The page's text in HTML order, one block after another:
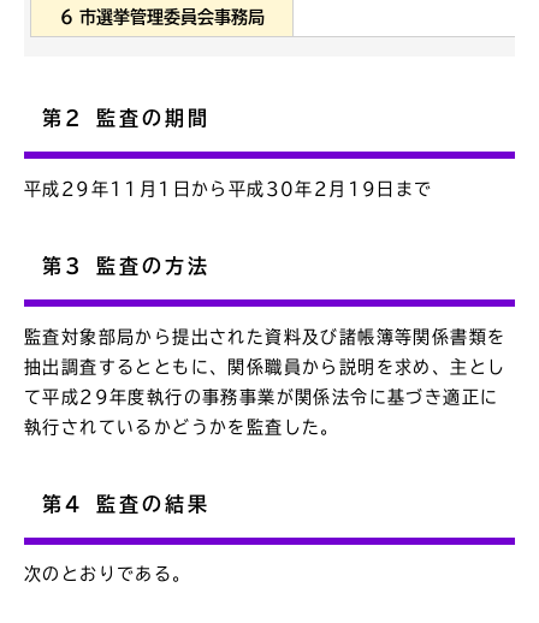
6 市選挙管理委員会事務局
第2 監査の期間
平成29年11月1日から平成30年2月19日まで
第3 監査の方法
監査対象部局から提出された資料及び諸帳簿等関係書類を
抽出調査するとともに、関係職員から説明を求め、主とし
て平成29年度執行の事務事業が関係法令に基づき適正に
執行されているかどうかを監査した。
第4 監査の結果
次のとおりである。